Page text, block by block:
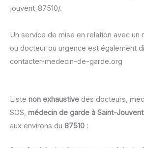
jouvent_87510/.
Un service de mise en relation avec un
ou docteur ou urgence est également
contacter-medecin-de-garde.org
Liste non exhaustive des docteurs,
SOS, médecin de garde à Saint-
aux environs du 87510 :